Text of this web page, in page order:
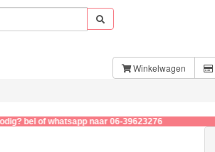
Winkelwagen
of whatsapp naar 06-39623276